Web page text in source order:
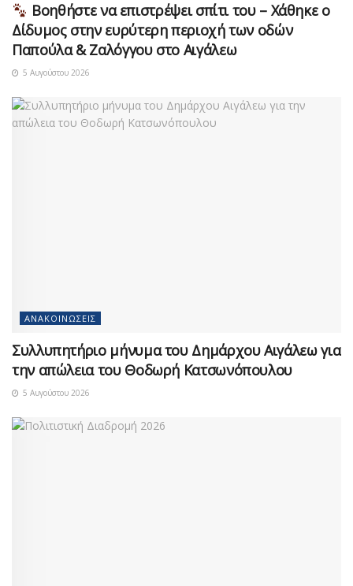
Βοηθήστε να επιστρέψει σπίτι του – Χάθηκε ο
Δίδυμος στην ευρύτερη περιοχή των οδών
Παπούλα & Ζαλόγγου στο Αιγάλεω
5 Αυγούστου 2026
ΑΝΑΚΟΙΝΏΣΕΙΣ
Συλλυπητήριο μήνυμα του Δημάρχου Αιγάλεω για
την απώλεια του Θοδωρή Κατσωνόπουλου
5 Αυγούστου 2026